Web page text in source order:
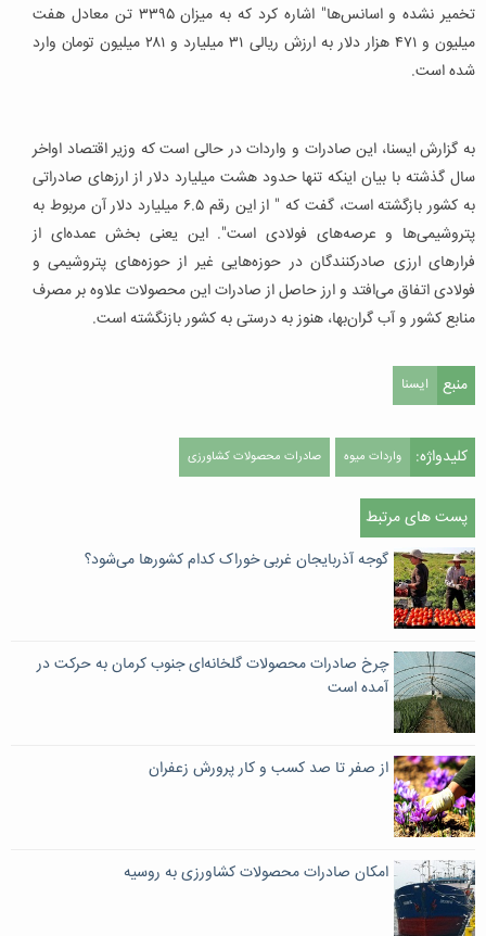
تخمیر نشده و اسانس‌ها" اشاره کرد که به میزان ۳۳۹۵ تن معادل هفت
میلیون و ۴۷۱ هزار دلار به ارزش ریالی ۳۱ میلیارد و ۲۸۱ میلیون تومان وارد
شده است.
به گزارش ایسنا، این صادرات و واردات در حالی است که وزیر اقتصاد اواخر
سال گذشته با بیان اینکه تنها حدود هشت میلیارد دلار از ارزهای صادراتی
به کشور بازگشته است، گفت که " از این رقم ۶.۵ میلیارد دلار آن مربوط به
پتروشیمی‌ها و عرصه‌های فولادی است". این یعنی بخش عمده‌ای از
فرارهای ارزی صادرکنندگان در حوزه‌هایی غیر از حوزه‌های پتروشیمی و
فولادی اتفاق می‌افتد و ارز حاصل از صادرات این محصولات علاوه بر مصرف
منابع کشور و آب گران‌بها، هنوز به درستی به کشور بازنگشته است.
منبع ایسنا
کلیدواژه: واردات میوه صادرات محصولات کشاورزی
پست های مرتبط
گوجه آذربایجان غربی خوراک کدام کشورها می‌شود؟
چرخ صادرات محصولات گلخانه‌ای جنوب کرمان به حرکت در
آمده است
از صفر تا صد کسب و کار پرورش زعفران
امکان صادرات محصولات کشاورزی به روسیه